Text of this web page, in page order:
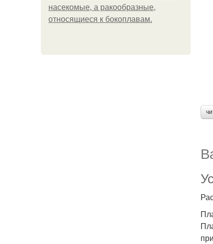
насекомые, а ракообразные,
относящиеся к бокоплавам.